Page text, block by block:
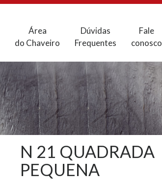
Área
do Chaveiro
Dúvidas
Frequentes
Fale
conosco
N 21 QUADRADA
PEQUENA